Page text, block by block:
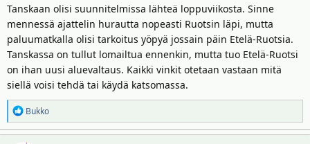
Tanskaan olisi suunnitelmissa lähteä loppuviikosta. Sinne
mennessä ajattelin hurautta nopeasti Ruotsin läpi, mutta
paluumatkalla olisi tarkoitus yöpyä jossain päin Etelä-Ruotsia.
Tanskassa on tullut lomailtua ennenkin, mutta tuo Etelä-Ruotsi
on ihan uusi aluevaltaus. Kaikki vinkit otetaan vastaan mitä
siellä voisi tehdä tai käydä katsomassa.
R
e
a
Bukko